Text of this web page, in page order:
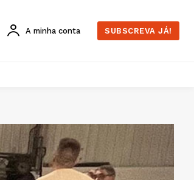
A minha conta SUBSCREVA JÁ!